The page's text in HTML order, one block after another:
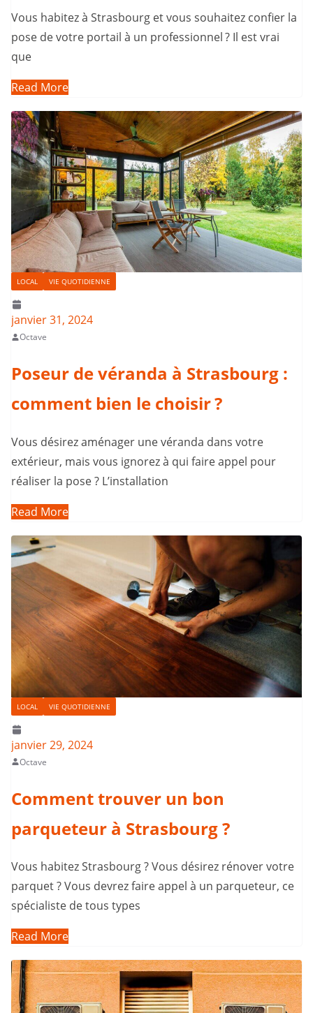
Vous habitez à Strasbourg et vous souhaitez confier la
pose de votre portail à un professionnel ? Il est vrai
que
Read More
LOCAL VIE QUOTIDIENNE
janvier 31, 2024
Octave
Poseur de véranda à Strasbourg :
comment bien le choisir ?
Vous désirez aménager une véranda dans votre
extérieur, mais vous ignorez à qui faire appel pour
réaliser la pose ? L’installation
Read More
LOCAL VIE QUOTIDIENNE
janvier 29, 2024
Octave
Comment trouver un bon
parqueteur à Strasbourg ?
Vous habitez Strasbourg ? Vous désirez rénover votre
parquet ? Vous devrez faire appel à un parqueteur, ce
spécialiste de tous types
Read More